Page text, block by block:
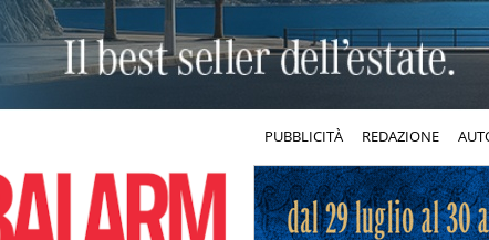
PUBBLICITÀ REDAZIONE